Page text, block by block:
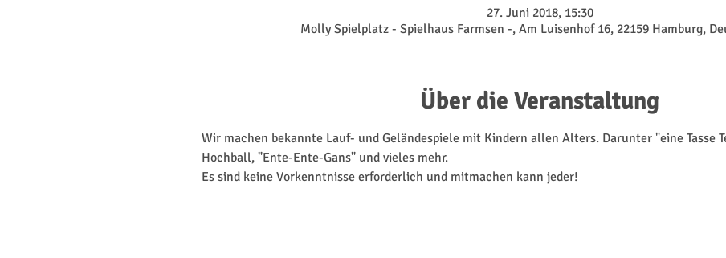
27. Juni 2018, 15:30
Molly Spielplatz - Spielhaus Farmsen -, Am Luisenhof 16, 22159 Hamburg,
Über die Veranstaltung
Wir machen bekannte Lauf- und Geländespiele mit Kindern allen Alters. Darunter "eine Tasse
Hochball, "Ente-Ente-Gans" und vieles mehr.
Es sind keine Vorkenntnisse erforderlich und mitmachen kann jeder!